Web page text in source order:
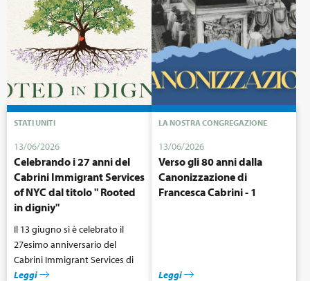
condiviso con loro.
STATI UNITI
13/06/2026
Celebrando i 27 anni del
Cabrini Immigrant Services
of NYC dal titolo " Rooted
in digniy"
Il 13 giugno si è celebrato il
27esimo anniversario del
Cabrini Immigrant Services di
New York presso il St. Frances
Leggi
LA NOSTRA CONGREGAZIONE
13/06/2026
Verso gli 80 anni dalla
Canonizzazione di
Francesca Cabrini - 1
Leggi